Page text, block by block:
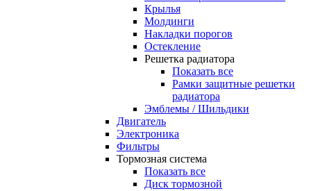
Крылья
Молдинги
Накладки порогов
Остекление
Решетка радиатора
Показать все
Рамки защитные решетки
радиатора
Эмблемы / Шильдики
Двигатель
Электроника
Фильтры
Тормозная система
Показать все
Диск тормозной